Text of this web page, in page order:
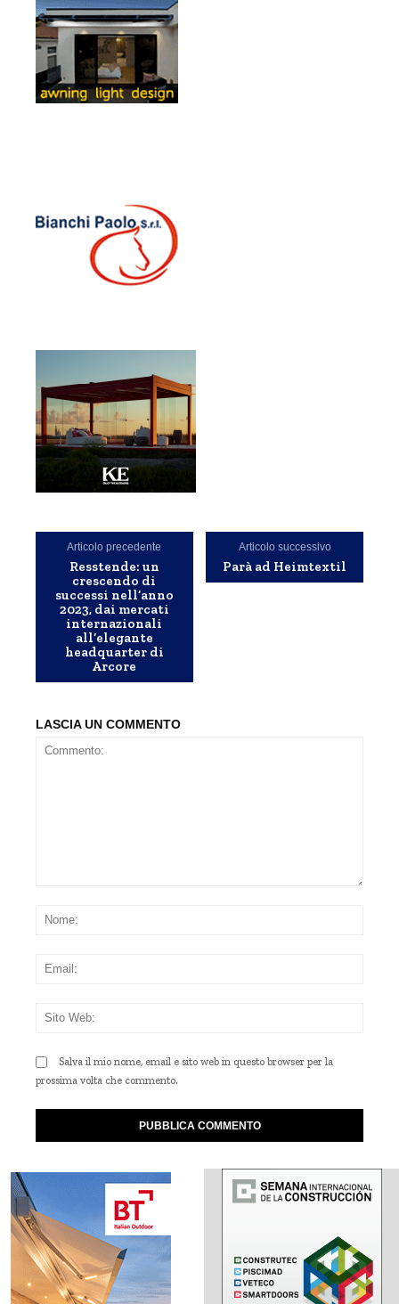
Articolo precedente
Resstende: un
crescendo di
successi nell’anno
2023, dai mercati
internazionali
all’elegante
headquarter di
Arcore
Articolo successivo
Parà ad Heimtextil
LASCIA UN COMMENTO
Salva il mio nome, email e sito web in questo browser per la
prossima volta che commento.